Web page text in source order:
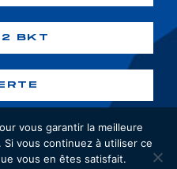
2 BKT
vous garantir la meilleure
vous continuez à utiliser ce
vous en êtes satisfait.